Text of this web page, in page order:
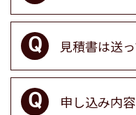
見積書は送って
申し込み内